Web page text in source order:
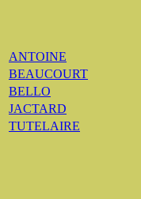
ANTOINE
BEAUCOURT
BELLO
JACTARD
TUTELAIRE